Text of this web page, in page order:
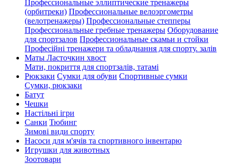
Профессиональные эллиптические тренажеры
(орбитреки) Профессиональные велоэргометры
(велотренажеры) Профессиональные cтепперы
Профессиональные гребные тренажеры Оборудование
для спортзалов Профессиональные скамьи и стойки
Професійні тренажери та обладнання для спорту. залів
Маты Ласточкин хвост
Мати, покриття для спортзалів, татамі
Рюкзаки Сумки для обуви Спортивные сумки
Сумки, рюкзаки
Батут
Чешки
Настільні ігри
Санки Тюбинг
Зимові види спорту
Насоси для м'ячів та спортивного інвентарю
Игрушки для животных
Зоотовари